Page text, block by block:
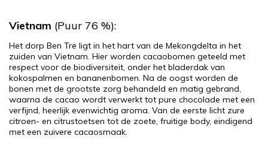
Vietnam (Puur 76 %):
Het dorp Ben Tre ligt in het hart van de Mekongdelta in het
zuiden van Vietnam. Hier worden cacaobomen geteeld met
respect voor de biodiversiteit, onder het bladerdak van
kokospalmen en bananenbomen. Na de oogst worden de
bonen met de grootste zorg behandeld en matig gebrand,
waarna de cacao wordt verwerkt tot pure chocolade met een
verfijnd, heerlijk evenwichtig aroma. Van de eerste licht zure
citroen- en citrustoetsen tot de zoete, fruitige body, eindigend
met een zuivere cacaosmaak.